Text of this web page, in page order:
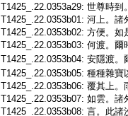
T1425_.22.0353a29: 世尊時到
T1425_.22.0353b01: 河上。諸
T1425_.22.0353b02: 方便。如
T1425_.22.0353b03: 何渡。爾
T1425_.22.0353b04: 安隱渡。
T1425_.22.0353b05: 種種雜寶
T1425_.22.0353b06: 覆其上。
T1425_.22.0353b07: 如雲。諸
T1425_.22.0353b08: 言。此諸